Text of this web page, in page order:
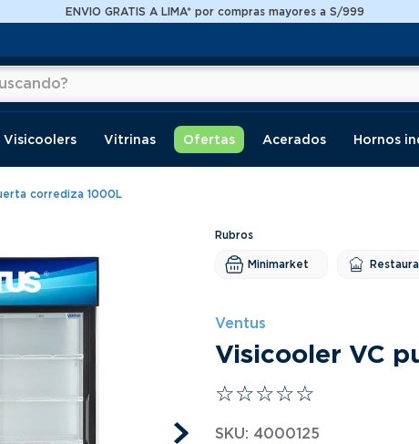
ENVIO GRATIS A LIMA* por compras mayores a S/999
Visicoolers Vitrinas Ofertas Acerados Hornos
corrediza 1000L
Minimarket
Ventus
Visicooler VC
☆☆☆☆☆
SKU: 4000125